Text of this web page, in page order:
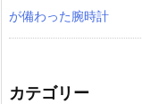
が備わった腕時計
カテゴリー